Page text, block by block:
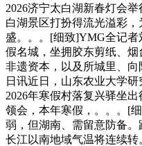
2026济宁太白湖新春灯会
白湖景区打扮得流光溢彩
盛。。。[细致]YMG全记
假名城，坐拥胶东剪纸、
非遗资本，以及所城里、
日讯近日，山东农业大学
2026年寒假村落复兴驿坐
领会，本年寒假，。。。[
弱，但湖南、需留意防备
长江以南地域气温将连续转